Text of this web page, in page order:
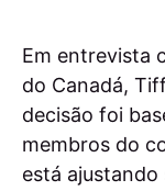
Em entrevista
do Canadá,
decisão foi
membros do
está ajustando